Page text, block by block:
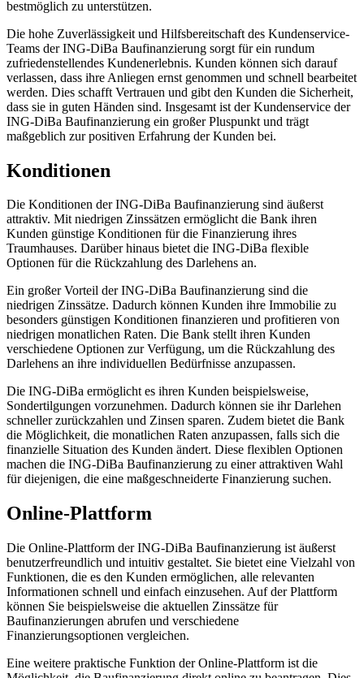
bestmöglich zu unterstützen.
Die hohe Zuverlässigkeit und Hilfsbereitschaft des Kundenservice-
Teams der ING-DiBa Baufinanzierung sorgt für ein rundum
zufriedenstellendes Kundenerlebnis. Kunden können sich darauf
verlassen, dass ihre Anliegen ernst genommen und schnell bearbeitet
werden. Dies schafft Vertrauen und gibt den Kunden die Sicherheit,
dass sie in guten Händen sind. Insgesamt ist der Kundenservice der
ING-DiBa Baufinanzierung ein großer Pluspunkt und trägt
maßgeblich zur positiven Erfahrung der Kunden bei.
Konditionen
Die Konditionen der ING-DiBa Baufinanzierung sind äußerst
attraktiv. Mit niedrigen Zinssätzen ermöglicht die Bank ihren
Kunden günstige Konditionen für die Finanzierung ihres
Traumhauses. Darüber hinaus bietet die ING-DiBa flexible
Optionen für die Rückzahlung des Darlehens an.
Ein großer Vorteil der ING-DiBa Baufinanzierung sind die
niedrigen Zinssätze. Dadurch können Kunden ihre Immobilie zu
besonders günstigen Konditionen finanzieren und profitieren von
niedrigen monatlichen Raten. Die Bank stellt ihren Kunden
verschiedene Optionen zur Verfügung, um die Rückzahlung des
Darlehens an ihre individuellen Bedürfnisse anzupassen.
Die ING-DiBa ermöglicht es ihren Kunden beispielsweise,
Sondertilgungen vorzunehmen. Dadurch können sie ihr Darlehen
schneller zurückzahlen und Zinsen sparen. Zudem bietet die Bank
die Möglichkeit, die monatlichen Raten anzupassen, falls sich die
finanzielle Situation des Kunden ändert. Diese flexiblen Optionen
machen die ING-DiBa Baufinanzierung zu einer attraktiven Wahl
für diejenigen, die eine maßgeschneiderte Finanzierung suchen.
Online-Plattform
Die Online-Plattform der ING-DiBa Baufinanzierung ist äußerst
benutzerfreundlich und intuitiv gestaltet. Sie bietet eine Vielzahl von
Funktionen, die es den Kunden ermöglichen, alle relevanten
Informationen schnell und einfach einzusehen. Auf der Plattform
können Sie beispielsweise die aktuellen Zinssätze für
Baufinanzierungen abrufen und verschiedene
Finanzierungsoptionen vergleichen.
Eine weitere praktische Funktion der Online-Plattform ist die